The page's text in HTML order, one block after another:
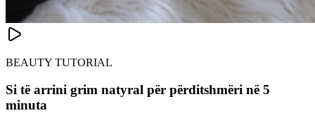
BEAUTY TUTORIAL
Si të arrini grim natyral për përditshmëri në 5
minuta